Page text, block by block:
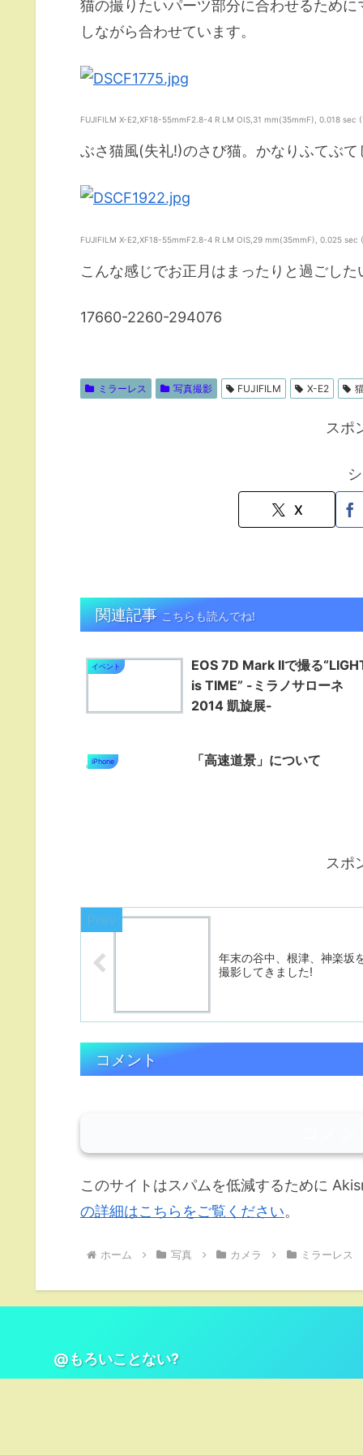
猫の撮りたいパーツ部分に合わせるため
しながら合わせています。
FUJIFILM X-E2,XF18-55mmF2.8-4 R LM OIS,31 mm(35mmF), 0.018 sec
ぶさ猫風(失礼!)のさび猫。かなりふてぶ
FUJIFILM X-E2,XF18-55mmF2.8-4 R LM OIS,29 mm(35mmF), 0.025 sec
こんな感じでお正月はまったりと過ごした
17660-2260-294076
ミラーレス 写真撮影 FUJIFILM X-E2
スポ
X
関連記事こちらも読んでね!
イベント
EOS 7D Mark IIで撮る
is TIME” -ミラノサローネ
2014 凱旋展-
iPhone 「高速道景」について
スポ
年末の谷中、根津、神楽坂
撮影してきました!
コメント
このサイトはスパムを低減するために
の詳細はこちらをご覧ください。
ホーム 写真 カメラ ミラーレス
@もろいことない?